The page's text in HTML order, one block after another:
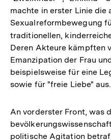
machte in erster Linie die
Sexualreformbewegung
traditionellen,
Deren Akteure kämpften
Emanzipation der Frau
beispielsweise für eine
sowie für "freie Liebe" aus.
An vorderster Front, was
politische Agitation